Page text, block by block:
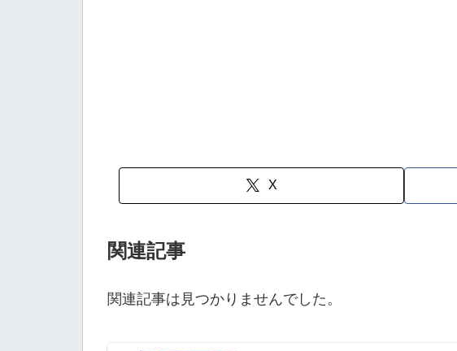
X
関連記事
関連記事は見つかりませんでした。